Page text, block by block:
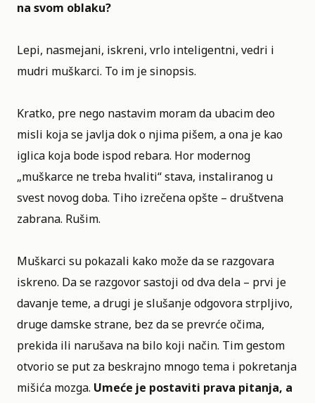
na svom oblaku?
Lepi, nasmejani, iskreni, vrlo inteligentni, vedri i
mudri muškarci. To im je sinopsis.
Kratko, pre nego nastavim moram da ubacim deo
misli koja se javlja dok o njima pišem, a ona je kao
iglica koja bode ispod rebara. Hor modernog
„muškarce ne treba hvaliti“ stava, instaliranog u
svest novog doba. Tiho izrečena opšte – društvena
zabrana. Rušim.
Muškarci su pokazali kako može da se razgovara
iskreno. Da se razgovor sastoji od dva dela – prvi je
davanje teme, a drugi je slušanje odgovora strpljivo,
druge damske strane, bez da se prevrće očima,
prekida ili narušava na bilo koji način. Tim gestom
otvorio se put za beskrajno mnogo tema i pokretanja
mišića mozga. Umeće je postaviti prava pitanja, a